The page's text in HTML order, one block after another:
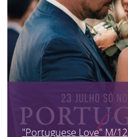
"Portuguese Love" M/12